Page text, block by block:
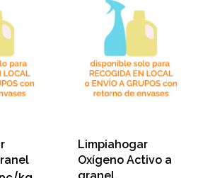
Limpiahogar
Oxígeno Activo a